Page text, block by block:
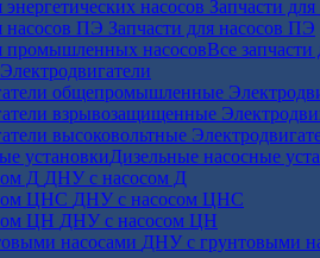
Запчасти
Запчасти для насосов ПЭ
Все
Электродвигатели
Дизельные насосные
ДНУ с насосом Д
ДНУ с насосом ЦНС
ДНУ с насосом ЦН
ДНУ с грунтовыми